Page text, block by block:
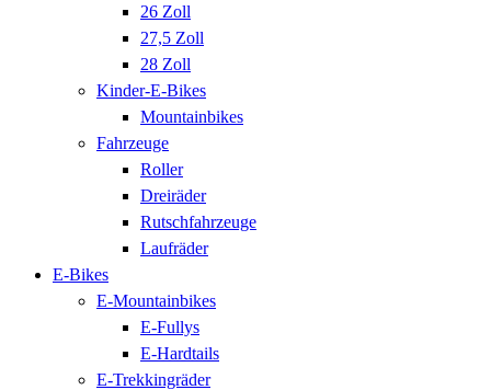
26 Zoll
27,5 Zoll
28 Zoll
Kinder-E-Bikes
Mountainbikes
Fahrzeuge
Roller
Dreiräder
Rutschfahrzeuge
Laufräder
E-Bikes
E-Mountainbikes
E-Fullys
E-Hardtails
E-Trekkingräder